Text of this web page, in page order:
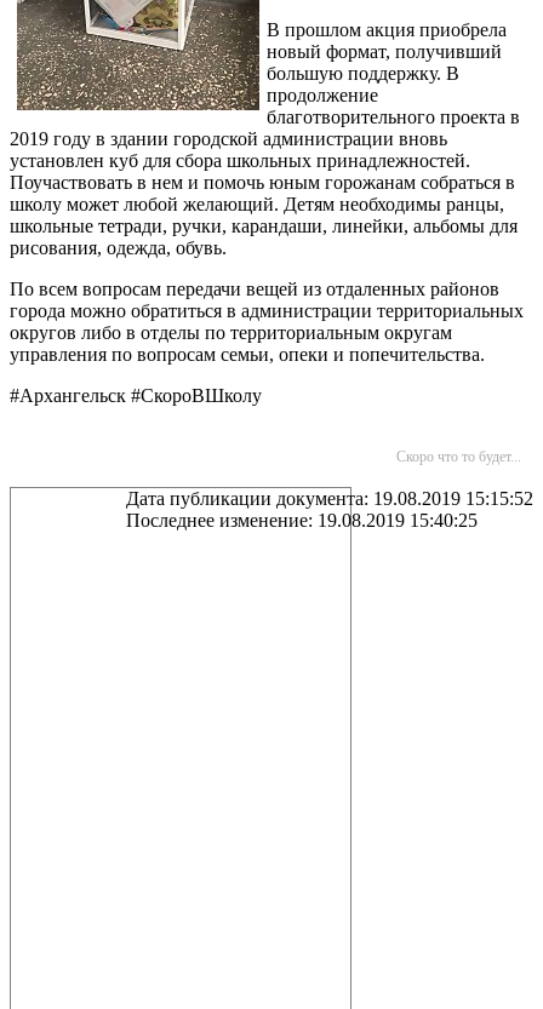
В прошлом акция приобрела
новый формат, получивший
большую поддержку. В
продолжение
благотворительного проекта в
2019 году в здании городской администрации вновь
установлен куб для сбора школьных принадлежностей.
Поучаствовать в нем и помочь юным горожанам собраться в
школу может любой желающий. Детям необходимы ранцы,
школьные тетради, ручки, карандаши, линейки, альбомы для
рисования, одежда, обувь.
По всем вопросам передачи вещей из отдаленных районов
города можно обратиться в администрации территориальных
округов либо в отделы по территориальным округам
управления по вопросам семьи, опеки и попечительства.
#Архангельск #СкороВШколу
Скоро что то будет...
Дата публикации документа: 19.08.2019 15:15:52
Последнее изменение: 19.08.2019 15:40:25